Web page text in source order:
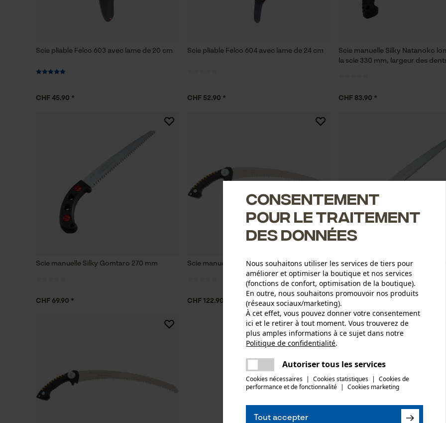
Scie pliable Felco 603 avec lame de 20 cm
CHF 45.90 *
Scie pliable Felco 604 avec lame de 24 cm
CHF 52.90 *
Scie manuelle Silky Natanoko
la scie 330 mm, largeur des
CHF 83.90 *
Scie manuelle Silky Gomtaro 270 mm
CHF 69.90 *
Scie manuelle Silky Sugoi Arborist 36 cm
CHF 122.90 *
Scie manuelle Silky Gomtaro
CHF 69.90 *
Consentement
pour le traitement
des données
Nous souhaitons utiliser les services de tiers pour
améliorer et optimiser la boutique et nos services
(fonctions de confort, optimisation de la boutique).
En outre, nous souhaitons promouvoir nos produits
(réseaux sociaux/marketing).
À cet effet, vous pouvez donner votre consentement
ici et le retirer à tout moment. Vous trouverez de
plus amples informations à ce sujet dans notre
Politique de confidentialité.
Autoriser tous les services
Cookies nécessaires | Cookies statistiques |
Cookies de
performance et de fonctionnalité | Cookies marketing
Tout accepter
Une erreur s'est produite. Veuillez essayer
encore.
partager